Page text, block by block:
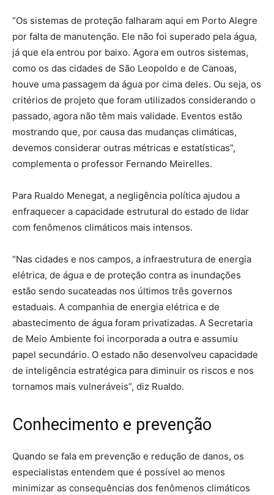
“Os sistemas de proteção falharam aqui em Porto Alegre
por falta de manutenção. Ele não foi superado pela água,
já que ela entrou por baixo. Agora em outros sistemas,
como os das cidades de São Leopoldo e de Canoas,
houve uma passagem da água por cima deles. Ou seja, os
critérios de projeto que foram utilizados considerando o
passado, agora não têm mais validade. Eventos estão
mostrando que, por causa das mudanças climáticas,
devemos considerar outras métricas e estatísticas”,
complementa o professor Fernando Meirelles.
Para Rualdo Menegat, a negligência política ajudou a
enfraquecer a capacidade estrutural do estado de lidar
com fenômenos climáticos mais intensos.
“Nas cidades e nos campos, a infraestrutura de energia
elétrica, de água e de proteção contra as inundações
estão sendo sucateadas nos últimos três governos
estaduais. A companhia de energia elétrica e de
abastecimento de água foram privatizadas. A Secretaria
de Meio Ambiente foi incorporada a outra e assumiu
papel secundário. O estado não desenvolveu capacidade
de inteligência estratégica para diminuir os riscos e nos
tornamos mais vulneráveis”, diz Rualdo.
Conhecimento e prevenção
Quando se fala em prevenção e redução de danos, os
especialistas entendem que é possível ao menos
minimizar as consequências dos fenômenos climáticos